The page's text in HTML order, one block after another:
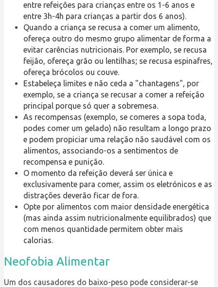
entre refeições para crianças entre os 1-6 anos e
entre 3h-4h para crianças a partir dos 6 anos).
Quando a criança se recusa a comer um alimento,
ofereça outro do mesmo grupo alimentar de forma a
evitar carências nutricionais. Por exemplo, se recusa
feijão, ofereça grão ou lentilhas; se recusa espinafres,
ofereça brócolos ou couve.
Estabeleça limites e não ceda a "chantagens", por
exemplo, se a criança se recusar a comer a refeição
principal porque só quer a sobremesa.
As recompensas (exemplo, se comeres a sopa toda,
podes comer um gelado) não resultam a longo prazo
e podem propiciar uma relação não saudável com os
alimentos, associando-os a sentimentos de
recompensa e punição.
O momento da refeição deverá ser única e
exclusivamente para comer, assim os eletrónicos e as
distrações deverão ficar de fora.
Opte por alimentos com maior densidade energética
(mas ainda assim nutricionalmente equilibrados) que
com menos quantidade permitem obter mais
calorias.
Neofobia Alimentar
Um dos causadores do baixo-peso pode considerar-se